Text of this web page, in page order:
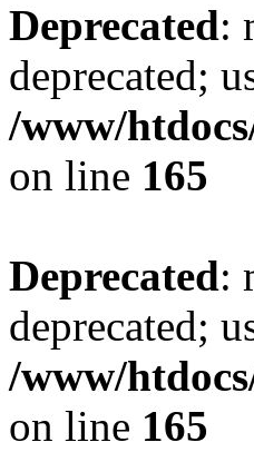
Deprecated:
deprecated;
/www/
on line 165
Deprecated:
deprecated;
/www/
on line 165